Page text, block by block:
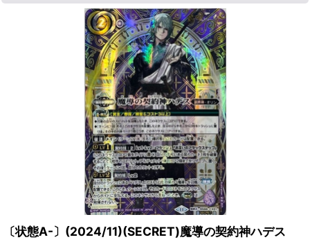
〔状態A-〕(2024/11)(SECRET)魔導の契約神ハデス